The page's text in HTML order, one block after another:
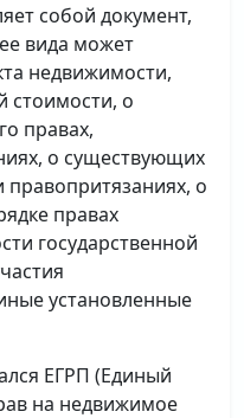
собой документ,
вида может
недвижимости,
стоимости, о
правах,
о существующих
о
правах
государственной
установленные
ЕГРП (Единый
на недвижимое